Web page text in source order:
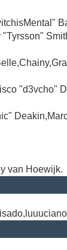
"d3vcho"
van Hoewijk.